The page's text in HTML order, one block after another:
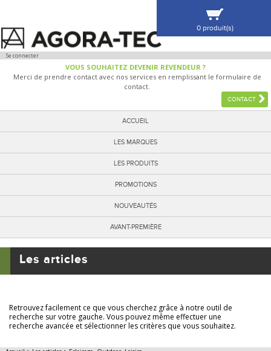
Se connecter
VOUS SOUHAITEZ DEVENIR REVENDEUR ?
Merci de prendre contact avec nos services en remplissant le formulaire de
contact.
CONTACT
ACCUEIL
LES MARQUES
LES PRODUITS
PROMOTIONS
NOUVEAUTÉS
AVANT-PREMIÈRE
0 produit(s)
VOIR MA SÉLECTION
Les articles
Retrouvez facilement ce que vous cherchez grâce à notre outil de
recherche sur votre gauche. Vous pouvez même effectuer une
recherche avancée et sélectionner les critères que vous souhaitez.